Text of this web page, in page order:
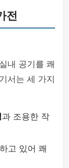
전
내 공기를 쾌
서는 세 가지
과 조용한 작
고 있어 쾌